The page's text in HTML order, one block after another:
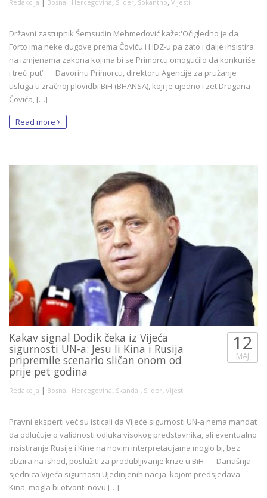
Redakcija Bosna i Hercegovina Slider Šokantno Vijesti
Državni zastupnik Šemsudin Mehmedović kaže:'Očigledno je da
Forto ima neke dugove prema Čoviću i HDZ-u pa zato i dalje insistira
na izmjenama zakona kojima bi se Primorcu omogućilo da konkuriše
i treći put’ Davorinu Primorcu, direktoru Agencije za pružanje
usluga u zračnoj plovidbi BiH (BHANSA), koji je ujedno i zet Dragana
Čovića, […]
Read more
Kakav signal Dodik čeka iz Vijeća
sigurnosti UN-a: Jesu li Kina i Rusija
pripremile scenario sličan onom od
prije pet godina
Redakcija | Bosna i Hercegovina, Skandal, Slider, Vijesti
12
MAJ
Pravni eksperti već su isticali da Vijeće sigurnosti UN-a nema mandat
da odlučuje o validnosti odluka visokog predstavnika, ali eventualno
insistiranje Rusije i Kine na novim interpretacijama moglo bi, bez
obzira na ishod, poslužiti za produbljivanje krize u BiH Današnja
sjednica Vijeća sigurnosti Ujedinjenih nacija, kojom predsjedava
Kina, mogla bi otvoriti novu […]